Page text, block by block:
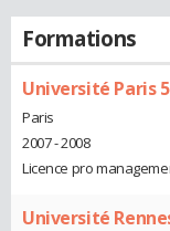
Formations
Université Paris
Paris
2007 - 2008
Licence pro
Université